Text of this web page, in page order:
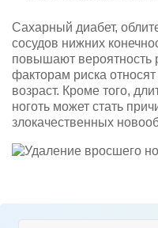
Сахарный диабет,
сосудов нижних
повышают вероятность
факторам риска
возраст. Кроме того,
ноготь может стать
злокачественных